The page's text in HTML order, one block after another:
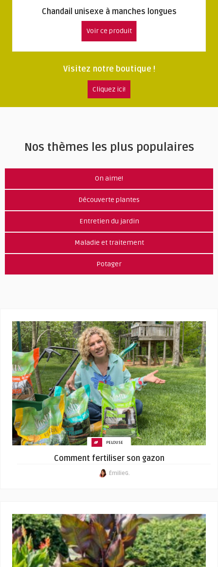
Chandail unisexe à manches longues
Voir ce produit
Visitez notre boutique !
Cliquez ici!
Nos thèmes les plus populaires
On aime!
Découverte plantes
Entretien du jardin
Maladie et traitement
Potager
PELOUSE
Comment fertiliser son gazon
ÉmilieG.